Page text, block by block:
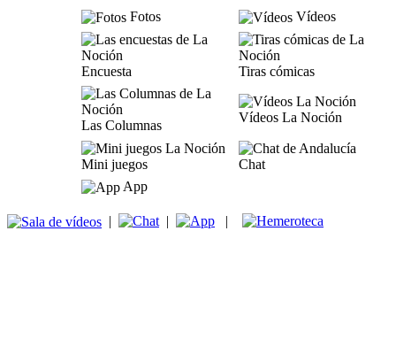
Fotos
Vídeos
Encuesta Tiras cómicas
Las Columnas
Vídeos La Noción
Mini juegos
Chat
App
| | |